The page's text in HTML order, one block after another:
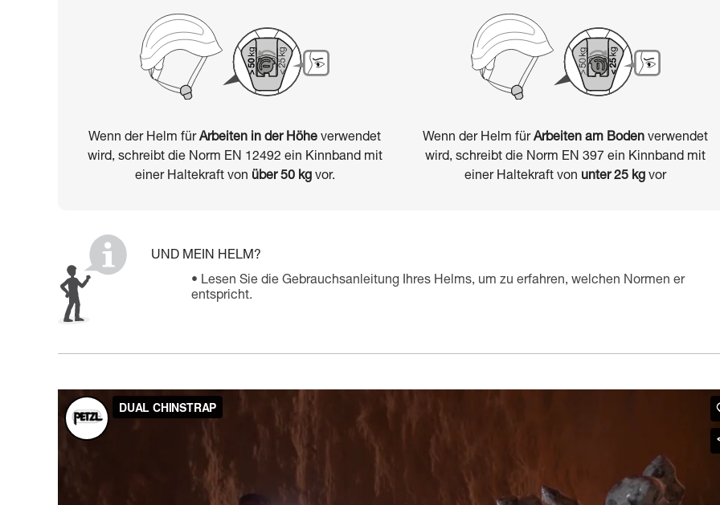
Wenn der Helm fürArbeiten in der Höhe verwendet
wird, schreibt die Norm EN 12492 ein Kinnband mit
einer Haltekraft von über 50 kgvor.
Wenn der Helm fürArbeiten am Boden verwendet
wird, schreibt die Norm EN 397 ein Kinnband mit
einer Haltekraft von unter 25 kg vor
UND MEIN HELM?
Lesen Sie die Gebrauchsanleitung Ihres Helms, um zu erfahren, welchen Normen er
entspricht.